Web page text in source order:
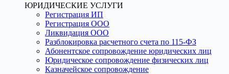
ЮРИДИЧЕСКИЕ УСЛУГИ
Регистрация ИП
Регистрация ООО
Ликвидация ООО
Разблокировка расчетного счета по 115-ФЗ
Абонентское сопровождение юридических лиц
Юридическое сопровождение физических лиц
Казначейское сопровождение